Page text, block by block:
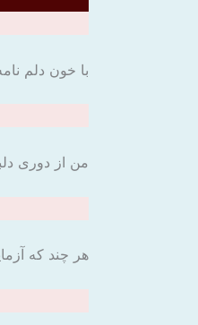
با خون دلم
من از دوری
هر چند که